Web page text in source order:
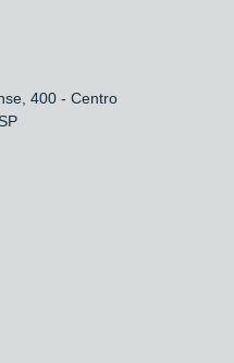
400 - Centro